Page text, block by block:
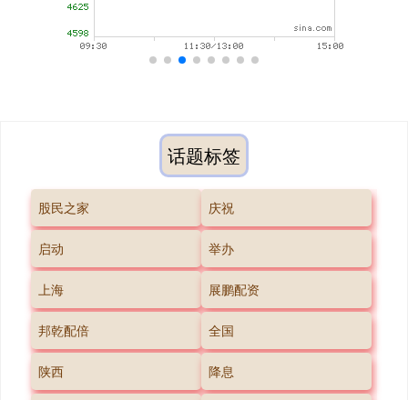
话题标签
股民之家 庆祝
启动 举办
上海 展鹏配资
邦乾配倍 全国
陕西 降息